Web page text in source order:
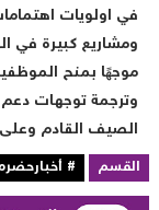
اولويات اهتمامات
كبيرة في
بمنح الموظفين
توجهات دعم
القادم وعلى
#